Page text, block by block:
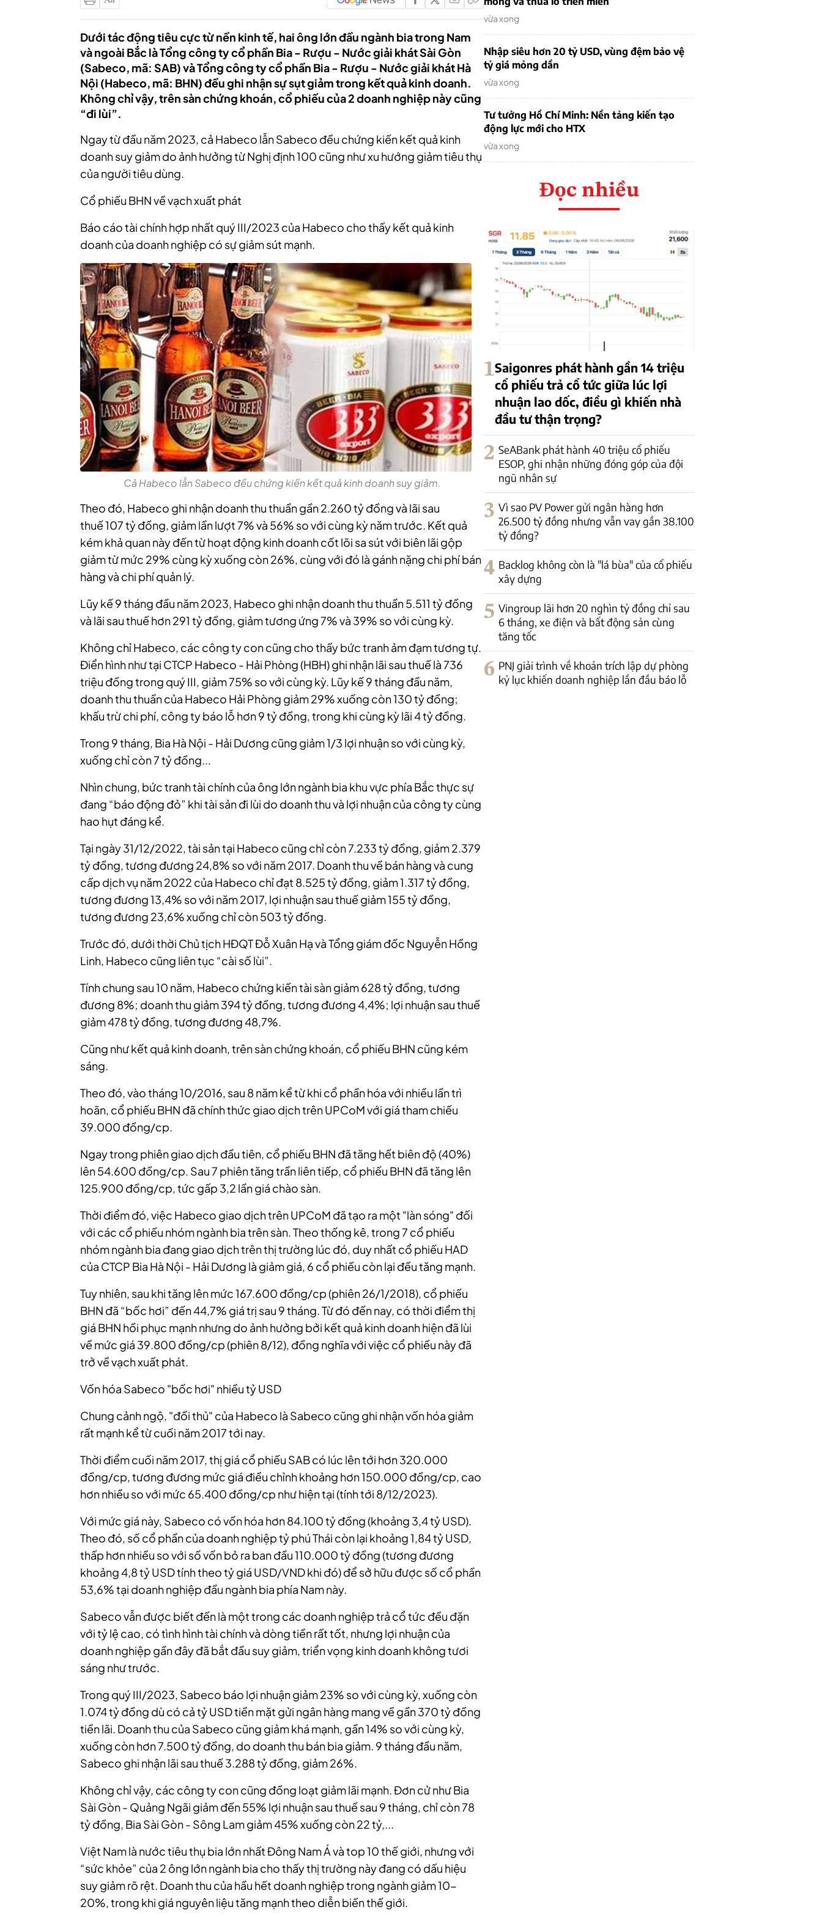
Dưới tác động tiêu cực từ nền kinh tế, hai ông lớn đầu ngành bia trong Nam
và ngoài Bắc là Tổng công ty cổ phần Bia - Rượu - Nước giải khát Sài Gòn
(Sabeco, mã: SAB) và Tổng công ty cổ phần Bia - Rượu - Nước giải khát Hà
Nội (Habeco, mã: BHN) đều ghi nhận sự sụt giảm trong kết quả kinh doanh.
Không chỉ vậy, trên sàn chứng khoán, cổ phiếu của 2 doanh nghiệp này cũng
“đi lùi”.
Ngay từ đầu năm 2023, cả Habeco lẫn Sabeco đều chứng kiến kết quả kinh
doanh suy giảm do ảnh hưởng từ Nghị định 100 cũng như xu hướng giảm tiêu thụ
của người tiêu dùng.
Cổ phiếu BHN về vạch xuất phát
Báo cáo tài chính hợp nhất quý III/2023 của Habeco cho thấy kết quả kinh
doanh của doanh nghiệp có sự giảm sút mạnh.
Cả Habeco lẫn Sabeco đều chứng kiến kết quả kinh doanh suy giảm.
Theo đó, Habeco ghi nhận doanh thu thuần gần 2.260 tỷ đồng và lãi sau
thuế107 tỷ đồng, giảm lần lượt 7% và 56% so với cùng kỳ năm trước. Kết quả
kém khả quan này đến từ hoạt động kinh doanh cốt lõi sa sút với biên lãi gộp
giảm từ mức 29% cùng kỳ xuống còn 26%, cùng với đó là gánh nặng chi phí bán
hàng và chi phí quản lý.
Lũy kế 9 tháng đầu năm 2023, Habeco ghi nhận doanh thu thuần 5.511 tỷ đồng
và lãi sau thuế hơn 291 tỷ đồng, giảm tương ứng 7% và 39% so với cùng kỳ.
Không chỉ Habeco, các công ty con cũng cho thấy bức tranh ảm đạm tương tự.
Điển hình như tại CTCP Habeco - Hải Phòng (HBH) ghi nhận lãi sau thuế là 736
triệu đồng trong quý III, giảm 75% so với cùng kỳ. Lũy kế 9 tháng đầu năm,
doanh thu thuần của Habeco Hải Phòng giảm 29% xuống còn 130 tỷ đồng;
khấu trừ chi phí, công ty báo lỗ hơn 9 tỷ đồng, trong khi cùng kỳ lãi 4 tỷ đồng.
Trong 9 tháng, Bia Hà Nội - Hải Dương cũng giảm 1/3 lợi nhuận so với cùng kỳ,
xuống chỉ còn 7 tỷ đồng...
Nhìn chung, bức tranh tài chính của ông lớn ngành bia khu vực phía Bắc thực sự
đang “báo động đỏ” khi tài sản đi lùi do doanh thu và lợi nhuận của công ty cùng
hao hụt đáng kể.
Tại ngày 31/12/2022, tài sản tại Habeco cũng chỉ còn 7.233 tỷ đồng, giảm 2.379
tỷ đồng, tương đương 24,8% so với năm 2017. Doanh thu về bán hàng và cung
cấp dịch vụ năm 2022 của Habeco chỉ đạt 8.525 tỷ đồng, giảm 1.317 tỷ đồng,
tương đương 13,4% so với năm 2017, lợi nhuận sau thuế giảm 155 tỷ đồng,
tương đương 23,6% xuống chỉ còn 503 tỷ đồng.
Trước đó, dưới thời Chủ tịch HĐQT Đỗ Xuân Hạ và Tổng giám đốc Nguyễn Hồng
Linh, Habeco cũng liên tục “cài số lùi”.
Tính chung sau 10 năm, Habeco chứng kiến tài sàn giảm 628 tỷ đồng, tương
đương 8%; doanh thu giảm 394 tỷ đồng, tương đương 4,4%; lợi nhuận sau thuế
giảm 478 tỷ đồng, tương đương 48,7%.
Cũng như kết quả kinh doanh, trên sàn chứng khoán, cổ phiếu BHN cũng kém
sáng.
Theo đó, vào tháng 10/2016, sau 8 năm kể từ khi cổ phần hóa với nhiều lần trì
hoãn, cổ phiếu BHN đã chính thức giao dịch trên UPCoM với giá tham chiếu
39.000 đồng/cp.
Ngay trong phiên giao dịch đầu tiên, cổ phiếu BHN đã tăng hết biên độ (40%)
lên 54.600 đồng/cp. Sau 7 phiên tăng trần liên tiếp, cổ phiếu BHN đã tăng lên
125.900 đồng/cp, tức gấp 3,2 lần giá chào sàn.
Thời điểm đó, việc Habeco giao dịch trên UPCoM đã tạo ra một "làn sóng" đối
với các cổ phiếu nhóm ngành bia trên sàn. Theo thống kê, trong 7 cổ phiếu
nhóm ngành bia đang giao dịch trên thị trường lúc đó, duy nhất cổ phiếu HAD
của CTCP Bia Hà Nội - Hải Dương là giảm giá, 6 cổ phiếu còn lại đều tăng mạnh.
Tuy nhiên, sau khi tăng lên mức 167.600 đồng/cp (phiên 26/1/2018), cổ phiếu
BHN đã “bốc hơi” đến 44,7% giá trị sau 9 tháng. Từ đó đến nay, có thời điểm thị
giá BHN hồi phục mạnh nhưng do ảnh hưởng bởi kết quả kinh doanh hiện đã lùi
về mức giá 39.800 đồng/cp (phiên 8/12), đồng nghĩa với việc cổ phiếu này đã
trở về vạch xuất phát.
Vốn hóa Sabeco "bốc hơi" nhiều tỷ USD
Chung cảnh ngộ, "đối thủ" của Habeco là Sabeco cũng ghi nhận vốn hóa giảm
rất mạnh kể từ cuối năm 2017 tới nay.
Thời điểm cuối năm 2017, thị giá cổ phiếu SAB có lúc lên tới hơn 320.000
đồng/cp, tương đương mức giá điều chỉnh khoảng hơn 150.000 đồng/cp, cao
hơn nhiều so với mức 65.400 đồng/cp như hiện tại (tính tới 8/12/2023).
Với mức giá này, Sabeco có vốn hóa hơn 84.100 tỷ đồng (khoảng 3,4 tỷ USD).
Theo đó, số cổ phần của doanh nghiệp tỷ phú Thái còn lại khoảng 1,84 tỷ USD,
thấp hơn nhiều so với số vốn bỏ ra ban đầu 110.000 tỷ đồng (tương đương
khoảng 4,8 tỷ USD tính theo tỷ giá USD/VND khi đó) để sở hữu được số cổ phần
53,6% tại doanh nghiệp đầu ngành bia phía Nam này.
Sabeco vẫn được biết đến là một trong các doanh nghiệp trả cổ tức đều đặn
với tỷ lệ cao, có tình hình tài chính và dòng tiền rất tốt, nhưng lợi nhuận của
doanh nghiệp gần đây đã bắt đầu suy giảm, triển vọng kinh doanh không tươi
sáng như trước.
Trong quý III/2023, Sabeco báo lợi nhuận giảm 23% so với cùng kỳ, xuống còn
1.074 tỷ đồng dù có cả tỷ USD tiền mặt gửi ngân hàng mang về gần 370 tỷ đồng
tiền lãi. Doanh thu của Sabeco cũng giảm khá mạnh, gần 14% so với cùng kỳ,
xuống còn hơn 7.500 tỷ đồng, do doanh thu bán bia giảm. 9 tháng đầu năm,
Sabeco ghi nhận lãi sau thuế 3.288 tỷ đồng, giảm 26%.
Không chỉ vậy, các công ty con cũng đồng loạt giảm lãi mạnh. Đơn cử như Bia
Sài Gòn - Quảng Ngãi giảm đến 55% lợi nhuận sau thuế sau 9 tháng, chỉ còn 78
tỷ đồng, Bia Sài Gòn - Sông Lam giảm 45% xuống còn 22 tỷ,...
Việt Nam là nước tiêu thụ bia lớn nhất Đông Nam Á và top 10 thế giới, nhưng với
“sức khỏe” của 2 ông lớn ngành bia cho thấy thị trường này đang có dấu hiệu
suy giảm rõ rệt. Doanh thu của hầu hết doanh nghiệp trong ngành giảm 10-
20%, trong khi giá nguyên liệu tăng mạnh theo diễn biến thế giới.
vừa xong
Nhập siêu hơn 20 tỷ USD, vùng đệm bảo vệ
tỷ giá mỏng dần
vừa xong
Tư tưởng Hồ Chí Minh: Nền tảng kiến tạo
động lực mới cho HTX
vừa xong
Đọc nhiều
1Saigonres phát hành gần 14 triệu
cổ phiếu trả cổ tức giữa lúc lợi
nhuận lao dốc, điều gì khiến nhà
đầu tư thận trọng?
2 SeABank phát hành 40 triệu cổ phiếu
ESOP, ghi nhận những đóng góp của đội
ngũ nhân sự
3 Vì sao PV Power gửi ngân hàng hơn
26.500 tỷ đồng nhưng vẫn vay gần 38.100
tỷ đồng?
4 Backlog không còn là "lá bùa" của cổ phiếu
xây dựng
5 Vingroup lãi hơn 20 nghìn tỷ đồng chỉ sau
6 tháng, xe điện và bất động sản cùng
tăng tốc
6 PNJ giải trình về khoản trích lập dự phòng
kỷ lục khiến doanh nghiệp lần đầu báo lỗ